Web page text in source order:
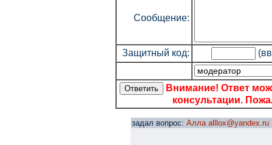
Сообщение:
Защитный код:
Внимание! Ответ
консультации.
задал вопрос: Алла alllox@yandex.ru